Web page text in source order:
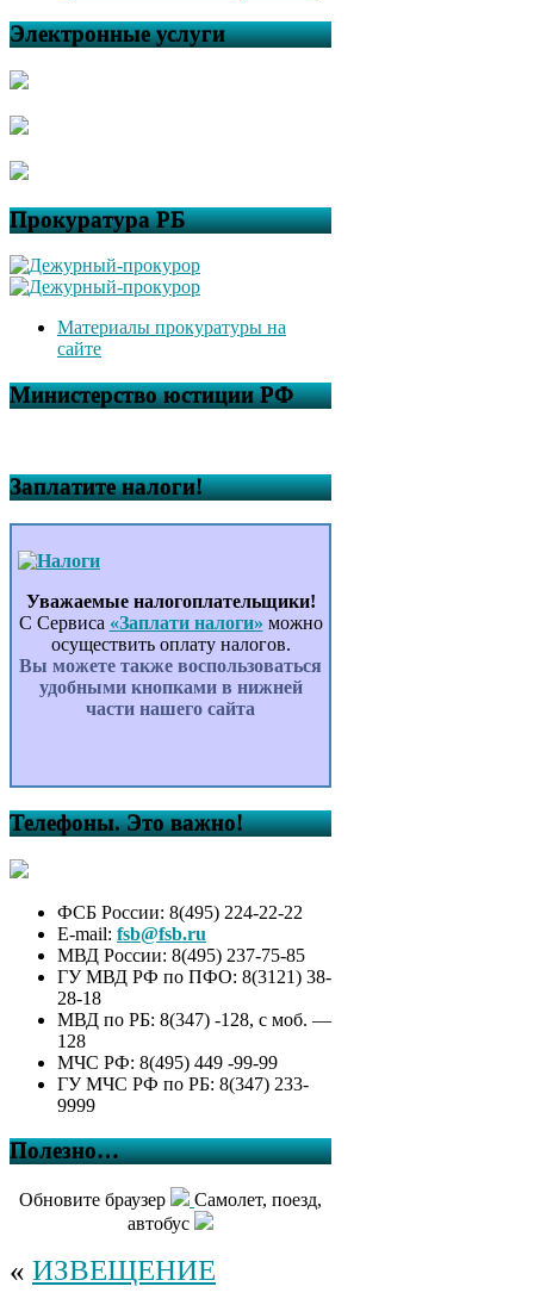
Электронные услуги
Прокуратура РБ
Материалы прокуратуры на
сайте
Министерство юстиции РФ
Заплатите налоги!
Уважаемые налогоплательщики!
С Сервиса «Заплати налоги» можно
осуществить оплату налогов.
Вы можете также воспользоваться
удобными кнопками в нижней
части нашего сайта
Телефоны. Это важно!
ФСБ России: 8(495) 224-22-22
E-mail: fsb@fsb.ru
МВД России: 8(495) 237-75-85
ГУ МВД РФ по ПФО: 8(3121) 38-
28-18
МВД по РБ: 8(347) -128, с моб. —
128
МЧС РФ: 8(495) 449 -99-99
ГУ МЧС РФ по РБ: 8(347) 233-
9999
Полезно…
Обновите браузер
Самолет, поезд,
автобус
« ИЗВЕЩЕНИЕ